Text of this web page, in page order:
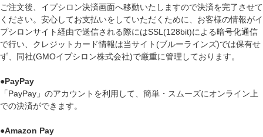
ご注文後、イプシロン決済画面へ移動いたしますので決済を完了させて
ください。安心してお支払いをしていただくために、お客様の情報がイ
プシロンサイト経由で送信される際にはSSL(128bit)による暗号化通信
で行い、クレジットカード情報は当サイト(ブルーラインズ)では保有せ
ず、同社(GMOイプシロン株式会社)で厳重に管理しております。
●PayPay
「PayPay」のアカウントを利用して、簡単・スムーズにオンライン上
での決済ができます。
●Amazon Pay